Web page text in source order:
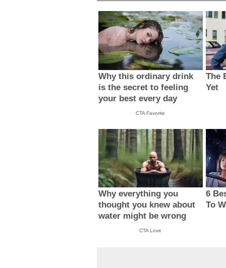
Why this ordinary drink
is the secret to feeling
your best every day
CTA Favorite
The
Yet
Why everything you
thought you knew about
water might be wrong
CTA Love
6
To